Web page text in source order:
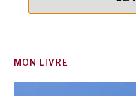
MON LIVRE